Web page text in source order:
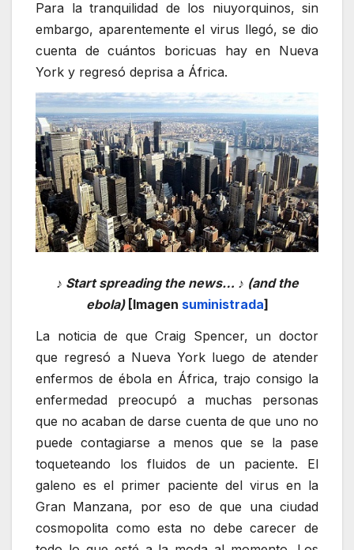
Para la tranquilidad de los niuyorquinos, sin
embargo, aparentemente el virus llegó, se dio
cuenta de cuántos boricuas hay en Nueva
York y regresó deprisa a África.
♪ Start spreading the news… ♪ (and the
ebola)[Imagen suministrada]
La noticia de que Craig Spencer, un doctor
que regresó a Nueva York luego de atender
enfermos de ébola en África, trajo consigo la
enfermedad preocupó a muchas personas
que no acaban de darse cuenta de que uno no
puede contagiarse a menos que se la pase
toqueteando los fluidos de un paciente. El
galeno es el primer paciente del virus en la
Gran Manzana, por eso de que una ciudad
cosmopolita como esta no debe carecer de